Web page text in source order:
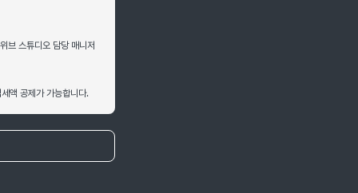
브 스튜디오 담당 매니저
액 공제가 가능합니다.